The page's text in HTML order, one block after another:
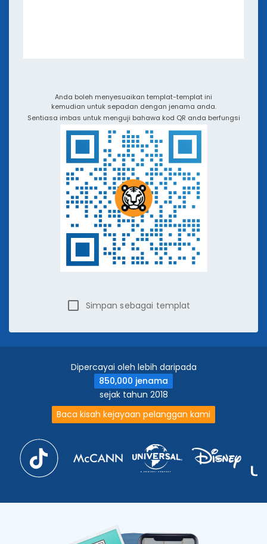
Anda boleh menyesuaikan templat-templat ini
kemudian untuk sepadan dengan jenama anda.
Sentiasa imbas untuk menguji bahawa kod QR anda berfungsi
Simpan sebagai templat
Dipercayai oleh lebih daripada
850,000 jenama
sejak tahun 2018
Baca kisah kejayaan pelanggan kami